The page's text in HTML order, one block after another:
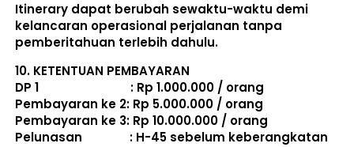
Itinerary dapat berubah sewaktu-waktu demi
kelancaran operasional perjalanan tanpa
pemberitahuan terlebih dahulu.
10. KETENTUAN PEMBAYARAN
DP 1                             : Rp 1.000.000 / orang
Pembayaran ke 2: Rp 5.000.000 / orang
Pembayaran ke 3: Rp 10.000.000 / orang
Pelunasan               : H-45 sebelum keberangkatan